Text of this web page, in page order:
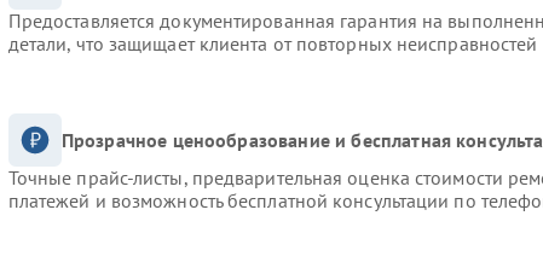
Предоставляется документированная гарантия на
детали, что защищает клиента от повторных неисправностей
Прозрачное ценообразование и бесплатная
Точные прайс-листы, предварительная оценка стоимости
платежей и возможность бесплатной консультации по